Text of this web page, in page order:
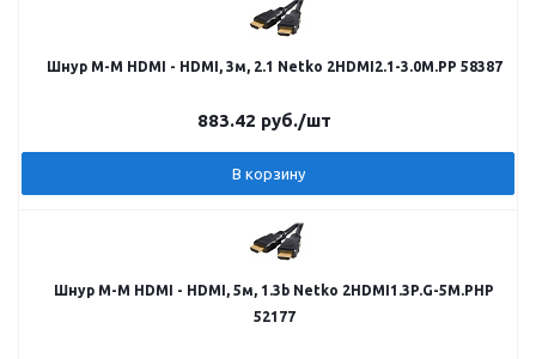
Шнур M-M HDMI - HDMI, 3м, 2.1 Netko 2HDMI2.1-3.0M.PP 58387
883.42 руб./шт
В корзину
Шнур M-M HDMI - HDMI, 5м, 1.3b Netko 2HDMI1.3P.G-5M.PHP
52177